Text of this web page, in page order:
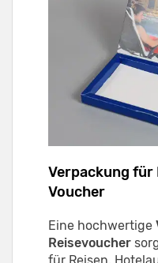
Verpackung für
Voucher
Eine hochwertige
Reisevoucher